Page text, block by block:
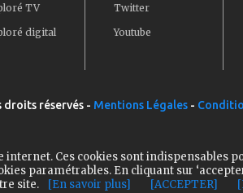
TV
digital
Twitter
Youtube
droits réservés - Mentions Légales -
internet. Ces cookies sont
paramétrables. En cliquant sur
site.
[En savoir plus] [ACCEPTER]